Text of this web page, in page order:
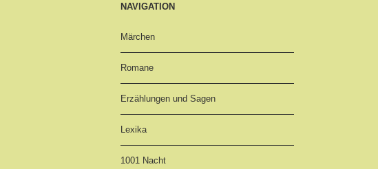
NAVIGATION
Märchen
Romane
Erzählungen und Sagen
Lexika
1001 Nacht